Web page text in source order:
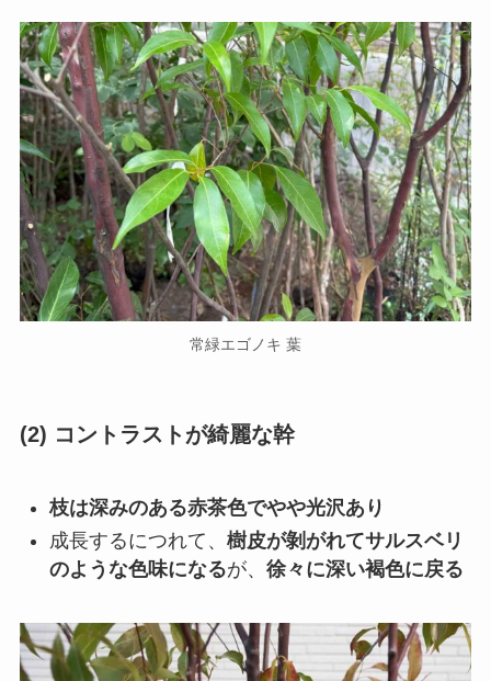
常緑エゴノキ 葉
(2) コントラストが綺麗な幹
枝は深みのある赤茶色でやや光沢あり
成長するにつれて、 樹皮が剝がれてサルスベリ
のような色味になるが、 徐々に深い褐色に戻る